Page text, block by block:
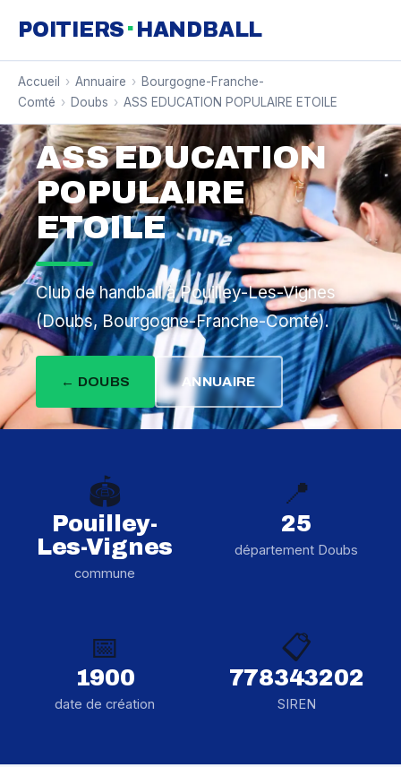
POITIERS · HANDBALL
Accueil › Annuaire › Bourgogne-Franche-
Comté › Doubs › ASS EDUCATION POPULAIRE ETOILE
ASS EDUCATION
POPULAIRE
ETOILE
Club de handball à Pouilley-Les-Vignes
(Doubs, Bourgogne-Franche-Comté).
← DOUBS ANNUAIRE
🏟️
Pouilley-
Les-Vignes
commune
📍
25
département Doubs
📅
1900
date de création
📋
778343202
SIREN